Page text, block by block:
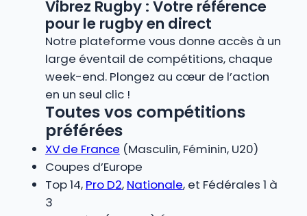
Vibrez Rugby : Votre référence
pour le rugby en direct
Notre plateforme vous donne accès à un
large éventail de compétitions, chaque
week-end. Plongez au cœur de l’action
en un seul clic !
Toutes vos compétitions
préférées
XV de France (Masculin, Féminin, U20)
Coupes d’Europe
Top 14, Pro D2, Nationale, et Fédérales 1 à
3